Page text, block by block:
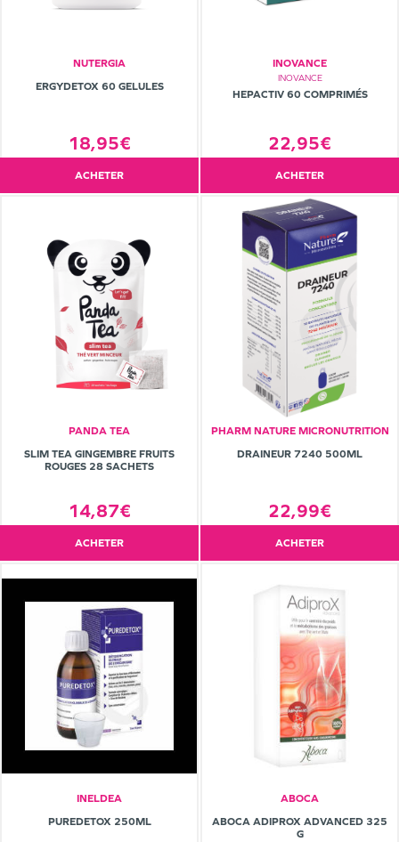
NUTERGIA
ERGYDETOX 60 GELULES
18,95€
ACHETER
INOVANCE
INOVANCE
HEPACTIV 60 COMPRIMÉS
22,95€
ACHETER
PANDA TEA
SLIM TEA GINGEMBRE FRUITS
ROUGES 28 SACHETS
14,87€
ACHETER
PHARM NATURE MICRONUTRITION
DRAINEUR 7240 500ML
22,99€
ACHETER
INELDEA
PUREDETOX 250ML
ABOCA
ABOCA ADIPROX ADVANCED 325
G